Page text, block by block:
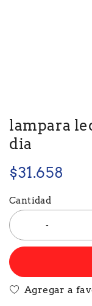
lampara
dia
$31.658
Cantidad